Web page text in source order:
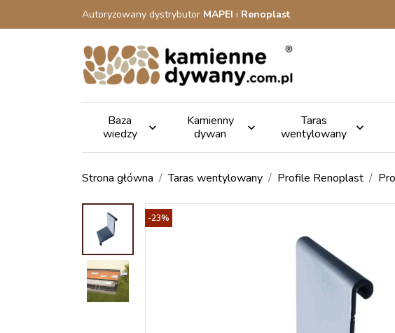
Autoryzowany dystrybutor MAPEI i Renoplast
Baza
wiedzy

Kamienny
dywan

Taras
wentylowany

Strona główna Taras wentylowany Profile Renoplast
-23%